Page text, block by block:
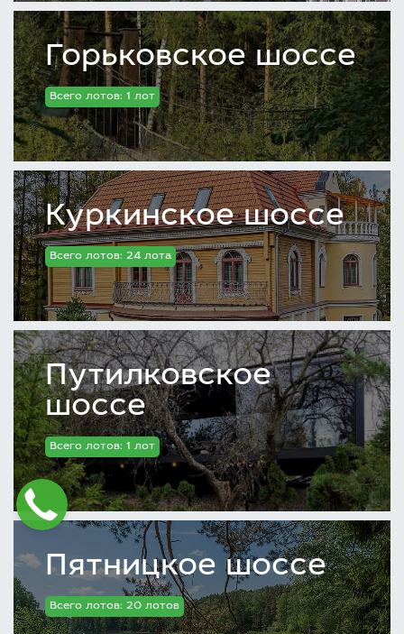
Горьковское шоссе
Всего лотов: 1 лот
Куркинское шоссе
Всего лотов: 24 лота
Путилковское
шоссе
Всего лотов: 1 лот
Пятницкое шоссе
Всего лотов: 20 лотов